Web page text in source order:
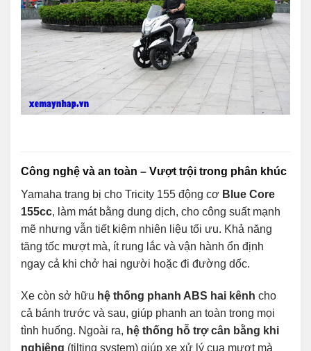
Công nghệ và an toàn – Vượt trội trong phân khúc
Yamaha trang bị cho Tricity 155 động cơ Blue Core
155cc, làm mát bằng dung dịch, cho công suất mạnh
mẽ nhưng vẫn tiết kiệm nhiên liệu tối ưu. Khả năng
tăng tốc mượt mà, ít rung lắc và vận hành ổn định
ngay cả khi chở hai người hoặc đi đường dốc.
Xe còn sở hữu hệ thống phanh ABS hai kênh cho
cả bánh trước và sau, giúp phanh an toàn trong mọi
tình huống. Ngoài ra, hệ thống hỗ trợ cân bằng khi
nghiêng (tilting system) giúp xe xử lý cua mượt mà